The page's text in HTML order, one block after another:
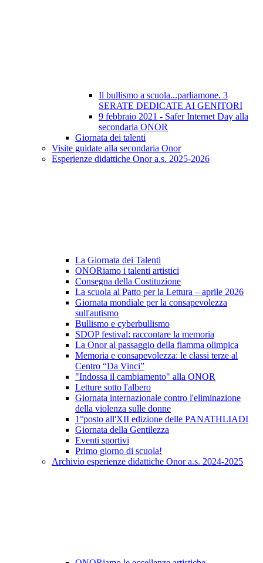
Il bullismo a scuola...parliamone. 3
SERATE DEDICATE AI GENITORI
9 febbraio 2021 - Safer Internet Day alla
secondaria ONOR
Giornata dei talenti
Visite guidate alla secondaria Onor
Esperienze didattiche Onor a.s. 2025-2026
La Giornata dei Talenti
ONORiamo i talenti artistici
Consegna della Costituzione
La scuola al Patto per la Lettura – aprile 2026
Giornata mondiale per la consapevolezza
sull'autismo
Bullismo e cyberbullismo
SDOP festival: raccontare la memoria
La Onor al passaggio della fiamma olimpica
Memoria e consapevolezza: le classi terze al
Centro “Da Vinci”
"Indossa il cambiamento" alla ONOR
Letture sotto l'albero
Giornata internazionale contro l'eliminazione
della violenza sulle donne
1°posto all'XII edizione delle PANATHLIADI
Giornata della Gentilezza
Eventi sportivi
Primo giorno di scuola!
Archivio esperienze didattiche Onor a.s. 2024-2025